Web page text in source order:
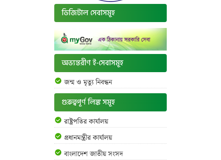
ডিজিটাল সেবাসমূহ
অভ্যন্তরীণ ই-সেবাসমূহ
জন্ম ও মৃত্যু নিবন্ধন
গুরুত্বপূর্ণ লিঙ্ক সমূহ
রাষ্ট্রপতির কার্যালয়
প্রধানমন্ত্রীর কার্যালয়
বাংলাদেশ জাতীয় সংসদ